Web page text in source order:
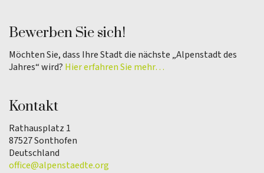
Bewerben Sie sich!
Möchten Sie, dass Ihre Stadt die nächste „Alpenstadt des
Jahres“ wird? Hier erfahren Sie mehr…
Kontakt
Rathausplatz 1
87527 Sonthofen
Deutschland
office@alpenstaedte.org